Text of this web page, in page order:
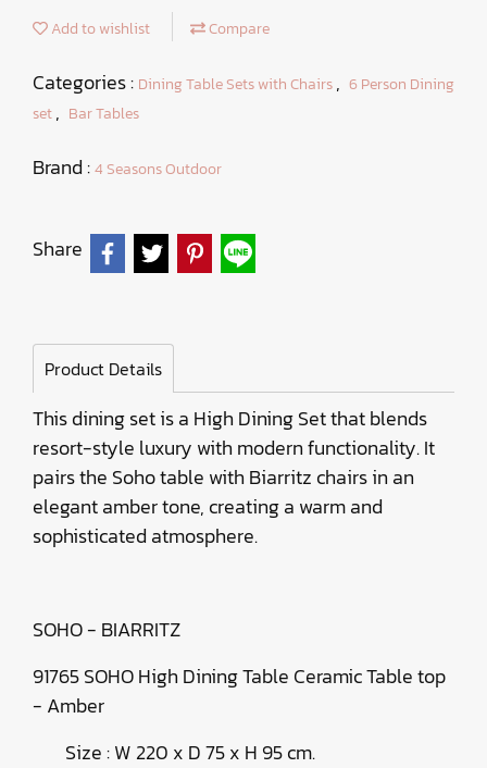
Add to wishlist Compare
Categories : Dining Table Sets with Chairs, 6 Person Dining
set, Bar Tables
Brand :4 Seasons Outdoor
Share
Product Details
This dining set is a High Dining Set that blends
resort-style luxury with modern functionality. It
pairs the Soho table with Biarritz chairs in an
elegant amber tone, creating a warm and
sophisticated atmosphere.
SOHO - BIARRITZ
91765 SOHO High Dining Table Ceramic Table top
- Amber
Size : W 220 x D 75 x H 95 cm.